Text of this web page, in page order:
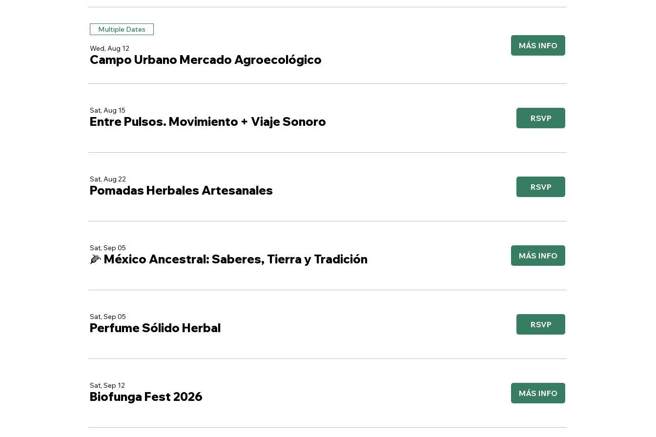
Multiple Dates
Wed, Aug 12
Campo Urbano Mercado Agroecológico
MÁS INFO
Sat, Aug 15
Entre Pulsos. Movimiento + Viaje Sonoro RSVP
Sat, Aug 22
Pomadas Herbales Artesanales RSVP
Sat, Sep 05
🌽 México Ancestral: Saberes, Tierra y Tradición MÁS INFO
Sat, Sep 05
Perfume Sólido Herbal RSVP
Sat, Sep 12
Biofunga Fest 2026 MÁS INFO